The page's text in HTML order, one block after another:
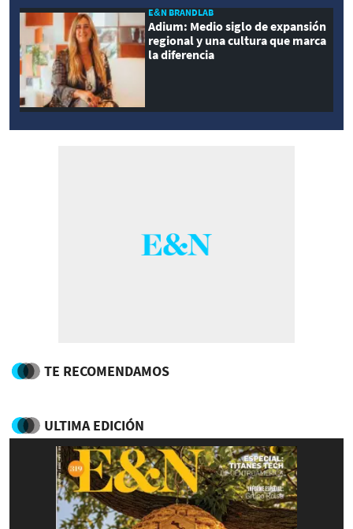
E&N BRANDLAB
Adium: Medio siglo de expansión
regional y una cultura que marca
la diferencia
TE RECOMENDAMOS
ULTIMA EDICIÓN